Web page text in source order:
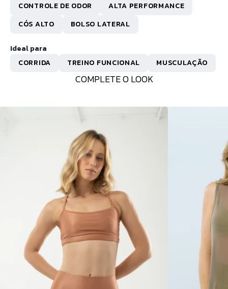
COMPLETE O LOOK
CONTROLE DE ODOR
ALTA PERFORMANCE
CÓS ALTO
BOLSO LATERAL
Ideal para
CORRIDA
TREINO FUNCIONAL MUSCULAÇÃO